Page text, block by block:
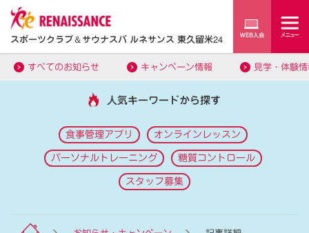
スポーツクラブ＆サウナスパ ルネサンス 東久留米24
すべてのお知らせ キャンペーン情報 見学・体験
人気キーワードから探す
食事管理アプリ オンラインレッスン
パーソナルトレーニング 糖質コントロール
スタッフ募集